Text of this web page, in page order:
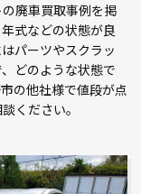
廃車買取事例を掲
式などの状態が良
パーツやスクラッ
どのような状態で
の他社様で値段が点
ください。